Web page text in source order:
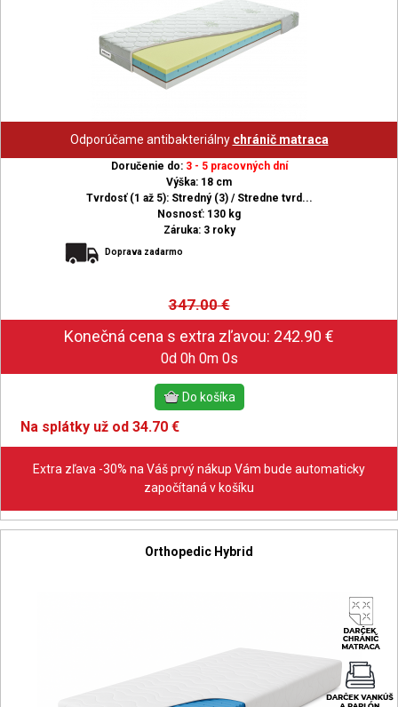
Odporúčame antibakteriálny chránič matraca
Doručenie do: 3 - 5 pracovných dní
Výška: 18 cm
Tvrdosť (1 až 5): Stredný (3) / Stredne tvrd...
Nosnosť: 130 kg
Záruka: 3 roky
Doprava zadarmo
347.00€
0d 0h 0m 0s
Na splátky už od 34.70 €
Extra zľava -30% na Váš prvý nákup Vám bude automaticky
započítaná v košíku
Orthopedic Hybrid